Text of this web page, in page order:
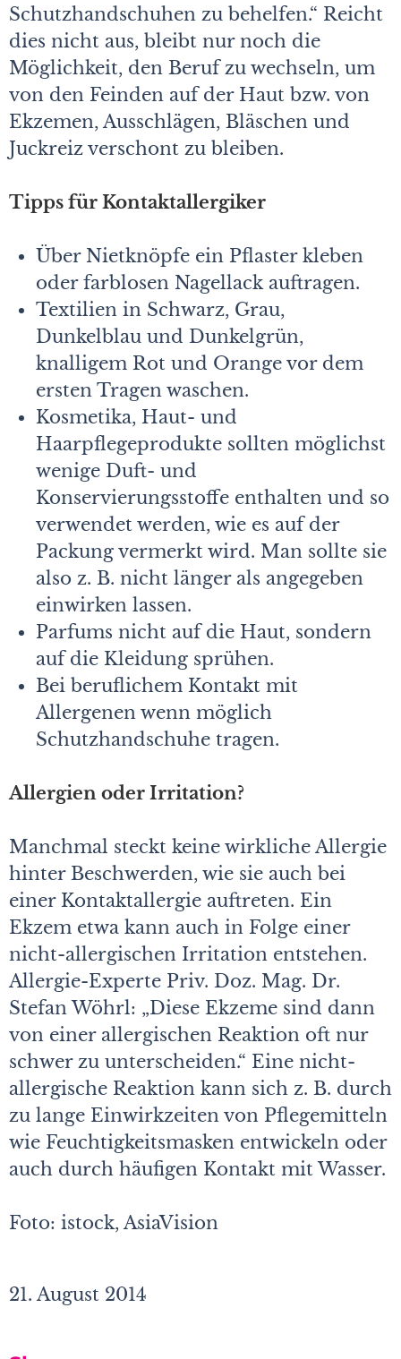
Schutzhandschuhen zu behelfen.“ Reicht
dies nicht aus, bleibt nur noch die
Möglichkeit, den Beruf zu wechseln, um
von den Feinden auf der Haut bzw. von
Ekzemen, Ausschlägen, Bläs­chen und
Juckreiz verschont zu bleiben.
Tipps für Kontaktallergiker
Über Nietknöpfe ein Pflaster kleben
oder farblosen Nagellack auftragen.
Textilien in Schwarz, Grau,
Dunkelblau und Dunkelgrün,
knalligem Rot und Orange vor dem
ersten Tragen waschen.
Kosmetika, Haut- und
Haarpflegeprodukte sollten möglichst
wenige Duft- und
Konservierungsstoffe enthalten und so
verwendet werden, wie es auf der
Packung vermerkt wird. Man sollte sie
also z. B. nicht länger als angegeben
einwirken lassen.
Parfums nicht auf die Haut, sondern
auf die Kleidung sprühen.
Bei beruflichem Kontakt mit
Allergenen wenn möglich
Schutzhandschuhe tragen.
Allergien oder Irritation?
Manchmal steckt keine wirkliche Allergie
hinter Beschwerden, wie sie auch bei
einer Kontaktallergie auftreten. Ein
Ekzem etwa kann auch in Folge einer
nicht-allergischen Irritation entstehen.
Allergie-Experte Priv. Doz. Mag. Dr.
Stefan Wöhrl: „Diese Ekzeme sind dann
von einer allergischen Reaktion oft nur
schwer zu unterscheiden.“ Eine nicht-
allergische Reaktion kann sich z. B. durch
zu lange Einwirkzeiten von Pflegemitteln
wie Feuchtigkeitsmasken entwickeln oder
auch durch häufigen Kontakt mit Wasser.
Foto: istock, AsiaVision
21. August 2014